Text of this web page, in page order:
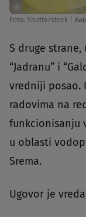
Foto: Shutterstock
S druge strane,
“Jadranu” i
vredniji posao.
radovima na
funkcionisanju
u oblasti
Srema.
Ugovor je